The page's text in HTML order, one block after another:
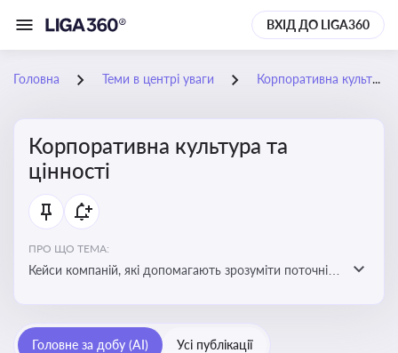
ВХІД ДО LIGA360
Головна Теми в центрі уваги Корпоративна культура та цінності
Корпоративна культура та
цінності
ПРО ЩО ТЕМА:
Кейси компаній, які допомагають зрозуміти поточні
бізнес-середовища
Головне за добу (AI) Усі публікації